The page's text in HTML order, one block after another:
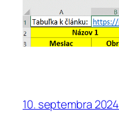
10. septembra 2024